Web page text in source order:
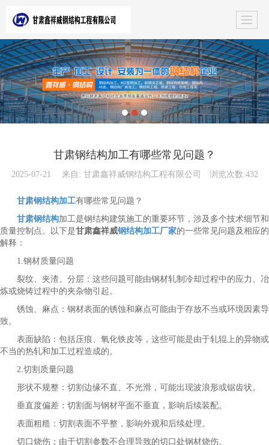
甘肃钢结构加工有哪些常见问题？
2025-07-21 来自: 甘肃鑫祥威钢结构工程有限公司 浏览次数:432
甘肃钢结构加工有哪些常见问题？
甘肃钢结构加工是钢结构建筑施工的重要环节，涉及多个技术细节和
质量控制点。以下是甘肃鑫祥威钢结构加工厂家的一些常见问题及相应的
解释：
1.钢材质量问题
裂纹、夹渣、分层：这些问题可能由钢材轧制冷却过程中的应力、冶
炼或烧铸过程中的夹杂物引起。
锈蚀、麻点：钢材表面的锈蚀和麻点可能由于存放不当或环境因素导
致。
表面缺陷：包括压痕、氧化铁皮等，这些可能是由于轧辊上的异物或
不当的热轧和加工过程造成的。
2.切割质量问题
形状不规整：切割边缘不直、不光滑，可能出现波浪形或锯齿状。
垂直度偏差：切割面与钢材平面不垂直，影响后续装配。
表面粗糙：切割表面不平整，影响外观和后续处理。
切口烧伤：由于切割参数不合理导致的切口处钢材烧伤。